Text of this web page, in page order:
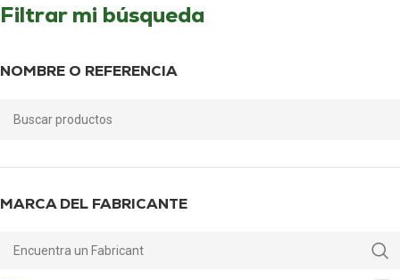
Filtrar mi búsqueda
NOMBRE O REFERENCIA
MARCA DEL FABRICANTE